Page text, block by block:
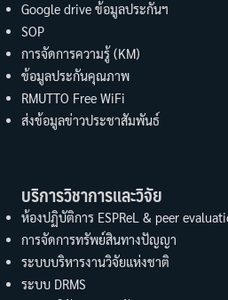
Google drive ข้อมูลประกันฯ
SOP
การจัดการความรู้ (KM)
ข้อมูลประกันคุณภาพ
RMUTTO Free WiFi
ส่งข้อมูลข่าวประชาสัมพันธ์
บริการวิชาการและวิจัย
ห้องปฏิบัติการ ESPReL & peer
การจัดการทรัพย์สินทางปัญญา
ระบบบริหารงานวิจัยแห่งชาติ
ระบบ DRMS